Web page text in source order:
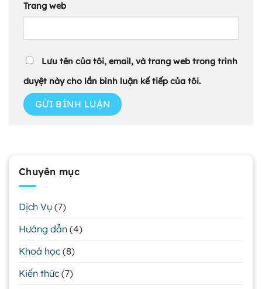
Trang web
Lưu tên của tôi, email, và trang web trong trình
duyệt này cho lần bình luận kế tiếp của tôi.
Chuyên mục
Dịch Vụ (7)
Hướng dẫn (4)
Khoá học (8)
Kiến thức (7)